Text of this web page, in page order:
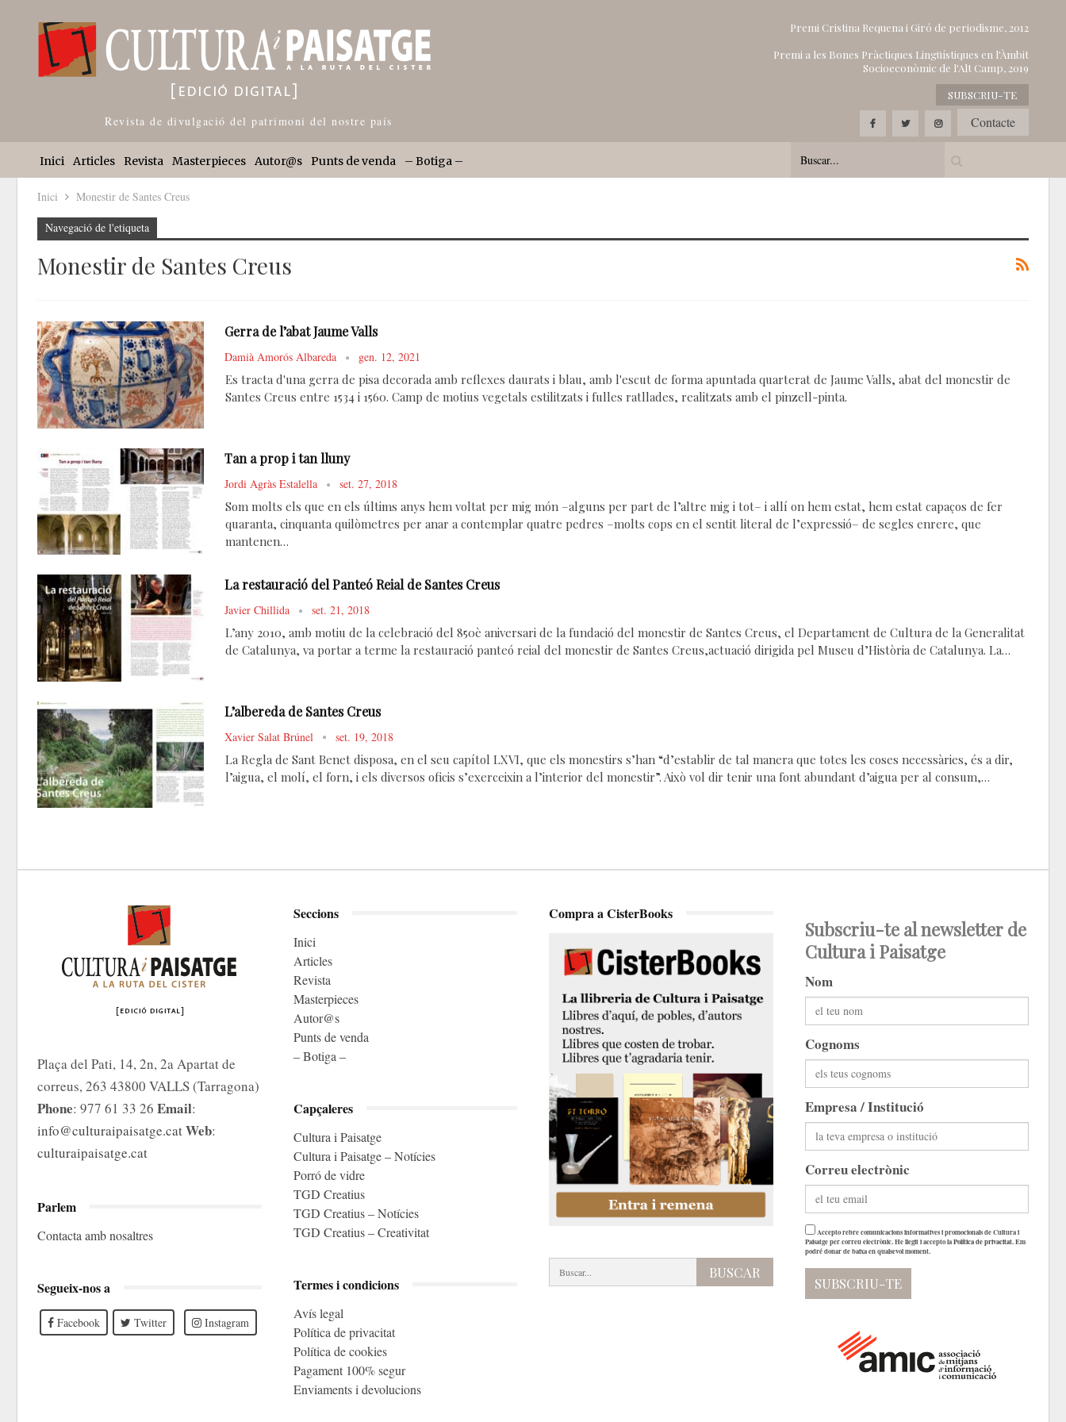
Premi Cristina Requena i Giró de periodisme, 2012
Premi a les Bones Pràctiques Lingüístiques en l'Àmbit
Socioeconòmic de l'Alt Camp, 2019
SUBSCRIU-TE
Contacte
Revista de divulgació del patrimoni del nostre país
Inici Articles Revista Masterpieces Autor@s Punts de venda – Botiga –
Inici Monestir de Santes Creus
Navegació de l'etiqueta
Monestir de Santes Creus
Gerra de l’abat Jaume Valls
Damià Amorós Albareda gen. 12, 2021
Es tracta d'una gerra de pisa decorada amb reflexes daurats i blau, amb l'escut de forma apuntada quarterat de Jaume Valls, abat del monestir de
Santes Creus entre 1534 i 1560. Camp de motius vegetals estilitzats i fulles ratllades, realitzats amb el pinzell-pinta.
Tan a prop i tan lluny
Jordi Agràs Estalella set. 27, 2018
Som molts els que en els últims anys hem voltat per mig món –alguns per part de l’altre mig i tot– i allí on hem estat, hem estat capaços de fer
quaranta, cinquanta quilòmetres per anar a contemplar quatre pedres –molts cops en el sentit literal de l’expressió– de segles enrere, que
mantenen…
La restauració del Panteó Reial de Santes Creus
Javier Chillida set. 21, 2018
L’any 2010, amb motiu de la celebració del 850è aniversari de la fundació del monestir de Santes Creus, el Departament de Cultura de la Generalitat
de Catalunya, va portar a terme la restauració panteó reial del monestir de Santes Creus,actuació dirigida pel Museu d’Història de Catalunya. La…
L’albereda de Santes Creus
Xavier Salat Brúnel set. 19, 2018
La Regla de Sant Benet disposa, en el seu capítol LXVI, que els monestirs s’han “d’establir de tal manera que totes les coses necessàries, és a dir,
l’aigua, el molí, el forn, i els diversos oficis s’exerceixin a l’interior del monestir”. Això vol dir tenir una font abundant d’aigua per al consum,…
Plaça del Pati, 14, 2n, 2a Apartat de
correus, 263 43800 VALLS (Tarragona)
Phone: 977 61 33 26 Email:
info@culturaipaisatge.catWeb:
culturaipaisatge.cat
Parlem
Contacta amb nosaltres
Segueix-nos a
Facebook Twitter Instagram
Seccions
Inici
Articles
Revista
Masterpieces
Autor@s
Punts de venda
– Botiga –
Capçaleres
Cultura i Paisatge
Cultura i Paisatge – Notícies
Porró de vidre
TGD Creatius
TGD Creatius – Notícies
TGD Creatius – Creativitat
Termes i condicions
Avís legal
Política de privacitat
Política de cookies
Pagament 100% segur
Enviaments i devolucions
Compra a CisterBooks
Subscriu-te al newsletter de
Cultura i Paisatge
Nom
Cognoms
Empresa / Institució
Correu electrònic
Accepto rebre comunicacions informatives i promocionals de Cultura i
Paisatge per correu electrònic. He llegit i accepto laPolítica de privacitat. Em
podré donar de baixa en qualsevol moment.